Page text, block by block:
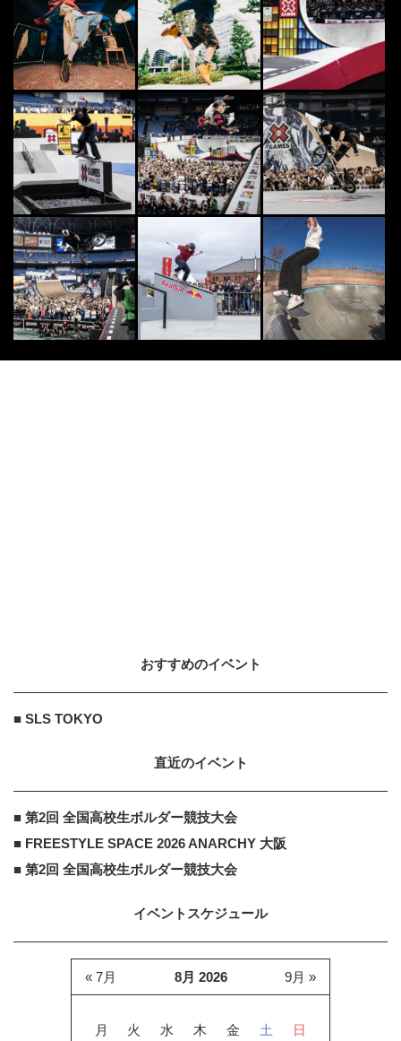
おすすめのイベント
■ SLS TOKYO
直近のイベント
■ 第2回 全国高校生ボルダー競技大会
■ FREESTYLE SPACE 2026 ANARCHY 大阪
■ 第2回 全国高校生ボルダー競技大会
イベントスケジュール
8月 2026
月 火 水 木 金 土 日
« 7月 9月 »